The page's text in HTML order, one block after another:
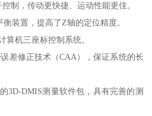
制，传动更快捷、运动性能更佳。
装置，提高了Z轴的定位精度。
算机三座标控制系统。
差修正技术（CAA），保证系统的长
3D-DMIS测量软件包，具有完善的测